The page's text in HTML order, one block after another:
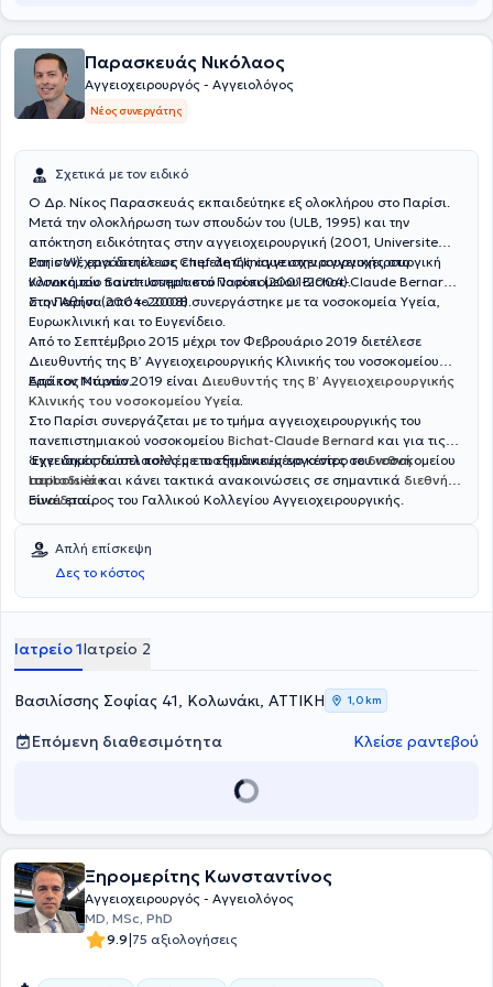
Παρασκευάς Νικόλαος
Αγγειοχειρουργός - Αγγειολόγος
Νέος συνεργάτης
Σχετικά με τον ειδικό
Ο Δρ. Νίκος Παρασκευάς εκπαιδεύτηκε εξ ολοκλήρου στο Παρίσι.
Μετά την ολοκλήρωση των σπουδών του (ULB, 1995) και την
απόκτηση ειδικότητας στην αγγειοχειρουργική (2001, Universite
Paris VI), εργάστηκε ως επιμελητής αγγειοχειρουργικής στο
νοσοκομείο Saint-Joseph στο Παρίσι (2001-2004).
Στη συνέχεια διετέλεσε Chef de Clinique στην αγγειοχειρουργική
Κλινική του πανεπιστημιακού νοσοκομείου Bichat-Claude Bernard
στο Παρίσι (2004-2008).
Στην Αθήνα από το 2008 συνεργάστηκε με τα νοσοκομεία Υγεία,
Ευρωκλινική και το Ευγενίδειο.
Από το Σεπτέμβριο 2015 μέχρι τον Φεβρουάριο 2019 διετέλεσε
Διευθυντής της Β’ Αγγειοχειρουργικής Κλινικής του νοσοκομείου
Ερρίκος Ντυνάν.
Από τον Μάρτιο 2019 είναι Διευθυντής της Β’ Αγγειοχειρουργικής
Κλινικής του νοσοκομείου Υγεία.
Στο Παρίσι συνεργάζεται με το τμήμα αγγειοχειρουργικής του
πανεπιστημιακού νοσοκομείου Bichat-Claude Bernard και για τις
αγγειακές δυσπλασίες με το εξειδικευμένο κέντρο του νοσοκομείου
Lariboisière.
‘Εχει δημοσιεύσει πολλές επιστημονικές εργασίες σεδιεθνή
περιοδικάκαι κάνει τακτικά ανακοινώσεις σε σημαντικά διεθνή
συνέδρια.
Είναι εταίρος του Γαλλικού Κολλεγίου Αγγειοχειρουργικής.
Απλή επίσκεψη
Δες το κόστος
Ιατρείο 1Ιατρείο 2
Βασιλίσσης Σοφίας 41, Κολωνάκι, ΑΤΤΙΚΗ 1,0 km
Επόμενη διαθεσιμότητα Κλείσε ραντεβού
Ξηρομερίτης Κωνσταντίνος
Αγγειοχειρουργός - Αγγειολόγος
MD, MSc, PhD
9.9|75 αξιολογήσεις